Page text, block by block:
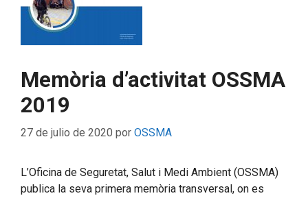
Memòria d’activitat OSSMA
2019
27 de julio de 2020 por OSSMA
L’Oficina de Seguretat, Salut i Medi Ambient (OSSMA)
publica la seva primera memòria transversal, on es